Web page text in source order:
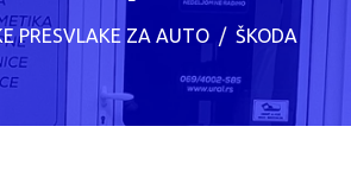
PRESVLAKE ZA AUTO ŠKODA